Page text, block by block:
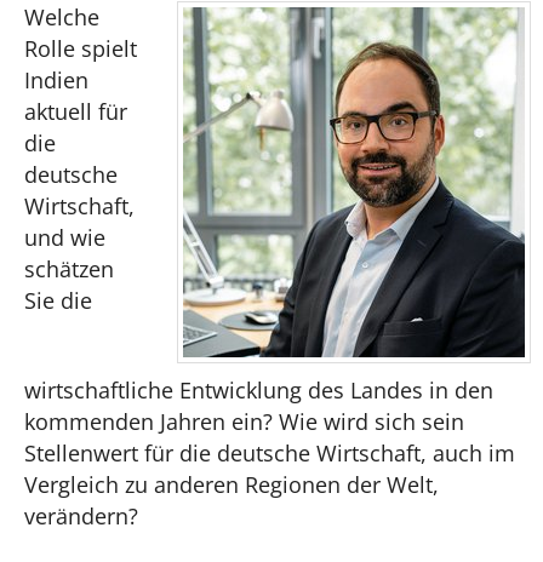
Welche
Rolle spielt
Indien
aktuell für
die
deutsche
Wirtschaft,
und wie
schätzen
Sie die
wirtschaftliche Entwicklung des Landes in den
kommenden Jahren ein? Wie wird sich sein
Stellenwert für die deutsche Wirtschaft, auch im
Vergleich zu anderen Regionen der Welt,
verändern?